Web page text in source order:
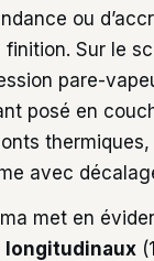
ou
finition. Sur le
pare-
posé en
avec
met en
longitudinaux